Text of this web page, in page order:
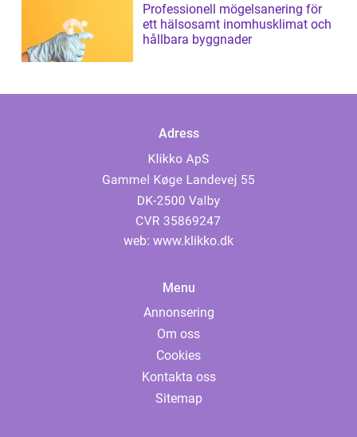
Professionell mögelsanering för
ett hälsosamt inomhusklimat och
hållbara byggnader
Adress
web: www.klikko.dk
Menu
Annonsering
Om oss
Cookies
Kontakta oss
Sitemap